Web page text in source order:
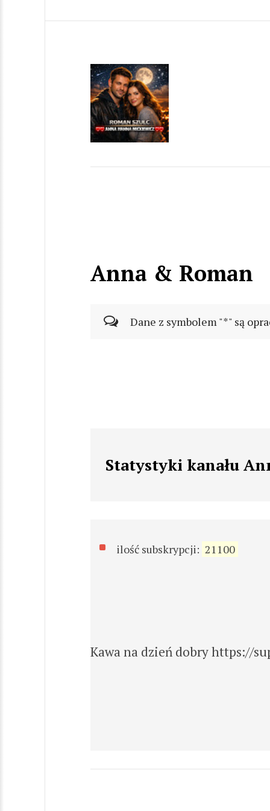
Anna & Roman
Dane z symbolem "*" są
Statystyki kanału
ilość subskrypcji: 21100
Kawa na dzień dobry https://